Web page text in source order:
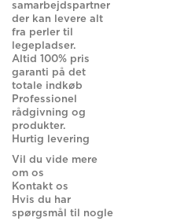
samarbejdspartner
der kan levere alt
fra perler til
legepladser.
Altid 100% pris
garanti på det
totale indkøb
Professionel
rådgivning og
produkter.
Hurtig levering
Vil du vide mere
om os
Kontakt os
Hvis du har
spørgsmål til nogle